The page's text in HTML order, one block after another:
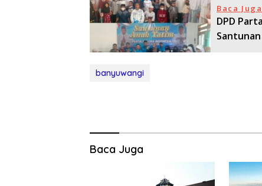
Baca
DPD
banyuwangi
Baca Juga